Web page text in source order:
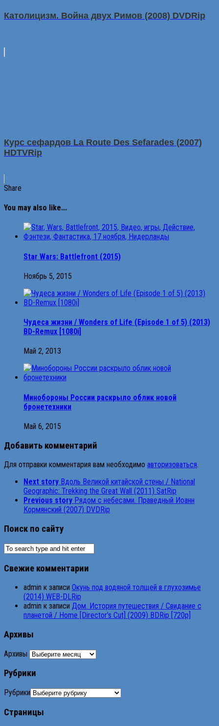
Католицизм. Война двух Римов (2008) DVDRip
Курс сефардов La Route Des Sefarades (2007)
HDTVRip
Share
You may also like...
Star Wars: Battlefront (2015)
Ноябрь 5, 2015
Чудеса жизни / Wonders of Life (Episode 1 of 5) (2013)
BD-Remux [1080i]
Май 2, 2013
Минобороны России раскрыло облик новой
бронетехники
Май 6, 2015
Добавить комментарий
Для отправки комментария вам необходимо авторизоваться.
Next story Вдоль Великой китайской стены / National
Geographic: Trekking the Great Wall (2011) SatRip
Previous story Рядом с небесами. Праведный Иоанн
Кормянский (2007) DVDRip
Поиск по сайту
Свежие комментарии
admin к записи Окунь под водяной толщей в глухозимье
(2014) WEB-DLRip
admin к записи Дом. История путешествия / Свидание с
планетой / Home [Director’s Cut] (2009) BDRip [720p]
Архивы
Архивы
Рубрики
Рубрики
Страницы